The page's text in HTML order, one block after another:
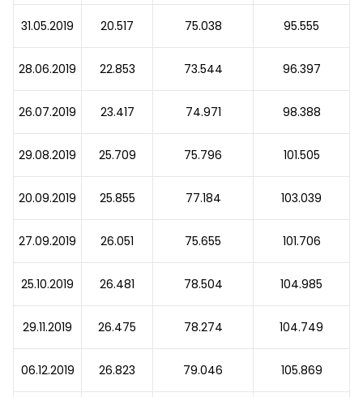
31.05.2019 20.517 75.038 95.555
28.06.2019 22.853 73.544 96.397
26.07.2019 23.417 74.971 98.388
29.08.2019 25.709 75.796 101.505
20.09.2019 25.855 77.184 103.039
27.09.2019 26.051 75.655 101.706
25.10.2019 26.481 78.504 104.985
29.11.2019 26.475 78.274 104.749
06.12.2019 26.823 79.046 105.869